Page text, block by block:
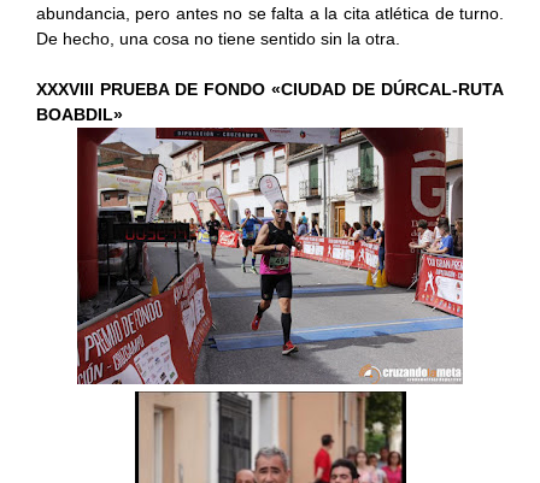
abundancia, pero antes no se falta a la cita atlética de turno.
De hecho, una cosa no tiene sentido sin la otra.
XXXVIII PRUEBA DE FONDO «CIUDAD DE DÚRCAL-RUTA
BOABDIL»